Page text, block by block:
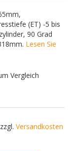
(ET) -5 bis
90 Grad
Lesen Sie
Vergleich
Versandkosten